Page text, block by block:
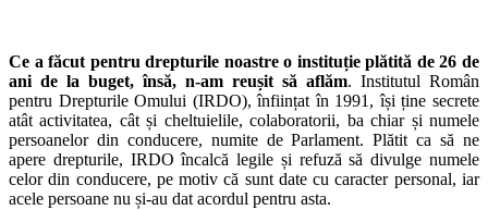
Ce a făcut pentru drepturile noastre o instituție plătită de 26 de
ani de la buget, însă, n-am reușit să aflăm. Institutul Român
pentru Drepturile Omului (IRDO), înființat în 1991, își ține secrete
atât activitatea, cât și cheltuielile, colaboratorii, ba chiar și numele
persoanelor din conducere, numite de Parlament. Plătit ca să ne
apere drepturile, IRDO încalcă legile și refuză să divulge numele
celor din conducere, pe motiv că sunt date cu caracter personal, iar
acele persoane nu și-au dat acordul pentru asta.